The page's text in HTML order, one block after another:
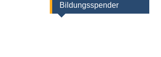
Bildungsspender